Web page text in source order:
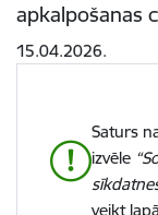
apkalpošanas
15.04.2026.
Saturs
izvēle
veikt lapā